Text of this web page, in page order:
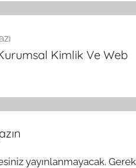
Kimlik Ve Web
yayınlanmayacak.